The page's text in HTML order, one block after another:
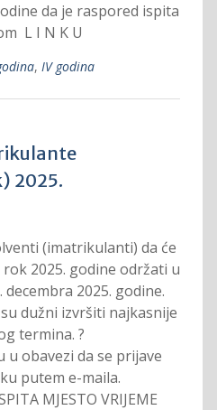
da je raspored ispita
L I N K U
, IV godina
2025.
(imatrikulanti) da će
2025. godine održati u
decembra 2025. godine.
dužni izvršiti najkasnije
termina. ?
u obavezi da se prijave
putem e-maila.
MJESTO VRIJEME